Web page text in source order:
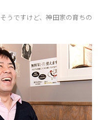
うですけど、神田家の育ちの